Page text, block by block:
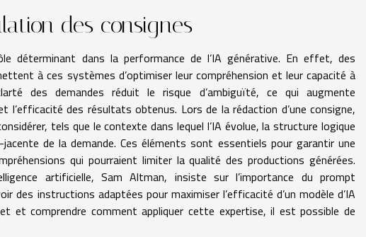
des consignes
déterminant dans la performance de l’IA générative. En effet, des
à ces systèmes d’optimiser leur compréhension et leur capacité à
des demandes réduit le risque d’ambiguïté, ce qui augmente
l’efficacité des résultats obtenus. Lors de la rédaction d’une consigne,
tels que le contexte dans lequel l’IA évolue, la structure logique
de la demande. Ces éléments sont essentiels pour garantir une
qui pourraient limiter la qualité des productions générées.
artificielle, Sam Altman, insiste sur l’importance du prompt
des instructions adaptées pour maximiser l’efficacité d’un modèle d’IA
et comprendre comment appliquer cette expertise, il est possible de